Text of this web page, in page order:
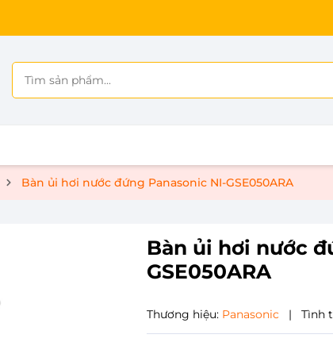
Bàn ủi hơi nước đứng Panasonic NI-GSE050ARA
Bàn ủi hơi nước
GSE050ARA
Thương hiệu: Panasonic | Tình